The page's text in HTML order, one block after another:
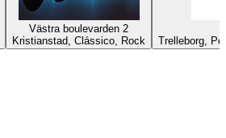
Västra boulevarden 2
Kristianstad, Clássico, Rock
Trelleborg,